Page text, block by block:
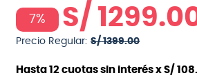
7% S/ 1299.
Precio Regular: S/ 1399.00
Hasta12 cuotas sin interés xS/ 108